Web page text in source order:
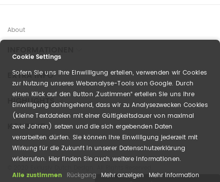
About
EXTRA INFO
HIGHLIGHTS
KONTAKT
Cookie Settings
Sofern Sie uns Ihre Einwilligung erteilen, verwenden wir Cookies
zur Nutzung unseres Webanalyse-Tools von Google. Durch
einen Klick auf den Button „Zustimmen“ erteilen Sie uns Ihre
Einwilligung dahingehend, dass wir zu Analysezwecken Cookies
(kleine Textdateien mit einer Gültigkeitsdauer von maximal
zwei Jahren) setzen und die sich ergebenden Daten
verarbeiten dürfen. Sie können Ihre Einwilligung jederzeit mit
Wirkung für die Zukunft in unserer Datenschutzerklärung
widerrufen. Hier finden Sie auch weitere Informationen.
Alle zustimmen Rückgang Mehr anzeigen Mehr Information